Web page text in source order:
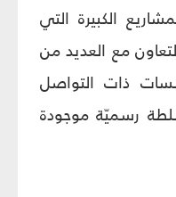
الكبيرة التي
مع العديد من
ذات التواصل
رسميّة موجودة